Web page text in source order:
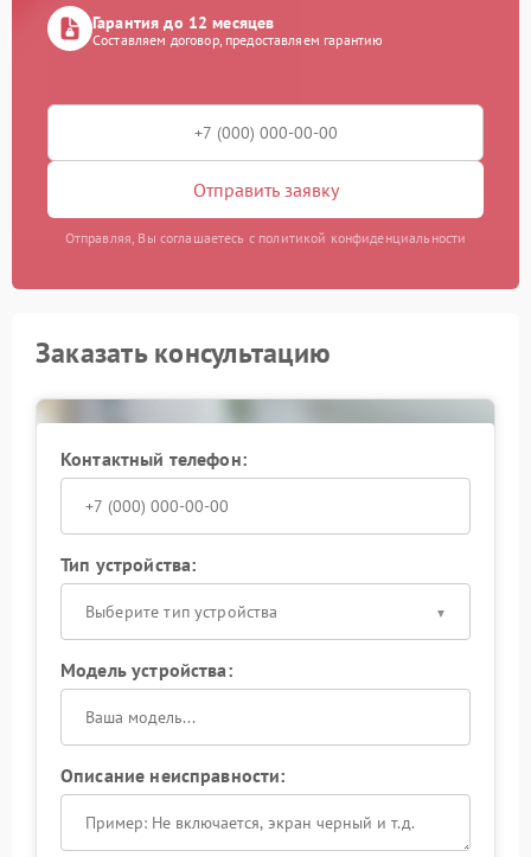
Гарантия до 12 месяцев
Составляем договор, предоставляем гарантию
Отправить заявку
Отправляя, Вы соглашаетесь с политикой конфиденциальности
Заказать консультацию
Контактный телефон:
Тип устройства:
Выберите тип устройства
Модель устройства:
Описание неисправности: